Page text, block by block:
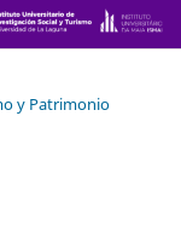
y Patrimonio